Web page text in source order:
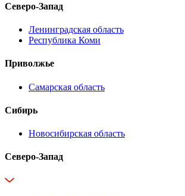
Северо-Запад
Ленинградская область
Республика Коми
Приволжье
Самарская область
Сибирь
Новосибирская область
Северо-Запад